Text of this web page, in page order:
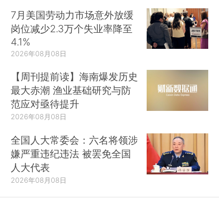
7月美国劳动力市场意外放缓
岗位减少2.3万个失业率降至
4.1%
2026年08月08日
【周刊提前读】海南爆发历史
最大赤潮 渔业基础研究与防
范应对亟待提升
2026年08月08日
全国人大常委会：六名将领涉
嫌严重违纪违法 被罢免全国
人大代表
2026年08月08日